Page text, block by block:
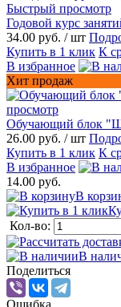
Быстрый просмотр
Годовой курс
34.00 руб. / шт
Купить в 1 клик К
В избранное
Хит продаж
просмотр
Обучающий блок
26.00 руб. / шт
Купить в 1 клик К
В избранное
14.00 руб.
В
Кол-во:
В
Поделиться
Ошибка